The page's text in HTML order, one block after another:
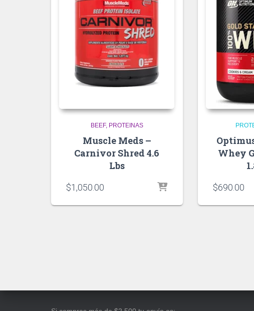
BEEF PROTEINAS
Muscle Meds –
Carnivor Shred 4.6
Lbs
$1,050.00
Whey
$690.00